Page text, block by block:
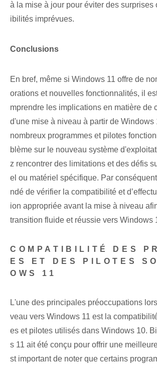
à la mise à jour pour éviter des surprises
ibilités imprévues.
Conclusions
En bref, même si Windows 11 offre de
orations et nouvelles fonctionnalités, il
mprendre les implications en matière de
d'une mise à niveau à partir de Windows
nombreux programmes et pilotes
blème sur le nouveau système
z rencontrer des limitations et des défis
el ou matériel spécifique. Par
ndé de vérifier la compatibilité et
ion appropriée avant la mise à niveau
transition fluide et réussie vers Windows
COMPATIBILITÉ DES
ES ET DES PILOTES
OWS 11
L'une des principales préoccupations
veau vers Windows 11 est la
es et pilotes utilisés dans Windows 10.
s 11 ait été conçu pour offrir une
st important de noter que certains